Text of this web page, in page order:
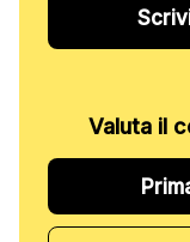
Valuta il